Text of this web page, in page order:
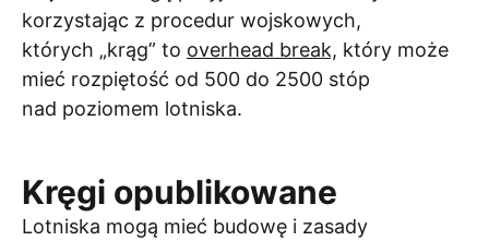
korzystając z procedur wojskowych,
których „krąg” to overhead break, który może
mieć rozpiętość od 500 do 2500 stóp
nad poziomem lotniska.
Kręgi opublikowane
Lotniska mogą mieć budowę i zasady